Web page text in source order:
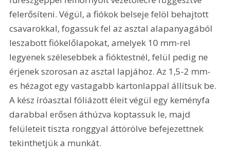
felerősíteni. Végül, a fiókok belseje felöl behajtott
csavarokkal, fogassuk fel az asztal alapanyagából
leszabott fiókelőlapokat, amelyek 10 mm-rel
legyenek szélesebbek a fióktestnél, felül pedig ne
érjenek szorosan az asztal lapjához. Az 1,5-2 mm-
es hézagot egy vastagabb kartonlappal állítsuk be.
A kész íróasztal fóliázott éleit végül egy keményfa
darabbal erősen áthúzva koptassuk le, majd
felületeit tiszta ronggyal áttörölve befejezettnek
tekinthetjük a munkát.